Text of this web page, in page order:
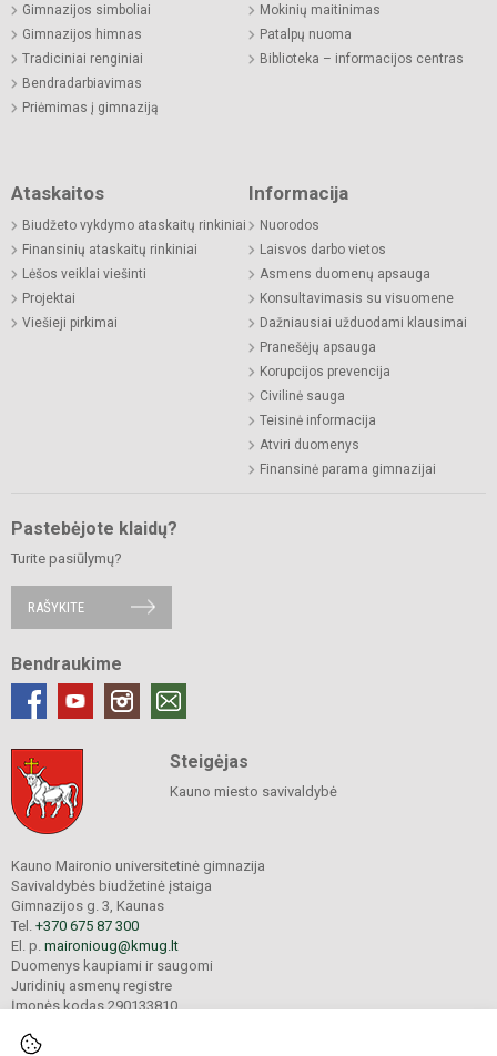
Gimnazijos simboliai
Gimnazijos himnas
Tradiciniai renginiai
Bendradarbiavimas
Priėmimas į gimnaziją
Mokinių maitinimas
Patalpų nuoma
Biblioteka – informacijos centras
Ataskaitos
Biudžeto vykdymo ataskaitų rinkiniai
Finansinių ataskaitų rinkiniai
Lėšos veiklai viešinti
Projektai
Viešieji pirkimai
Informacija
Nuorodos
Laisvos darbo vietos
Asmens duomenų apsauga
Konsultavimasis su visuomene
Dažniausiai užduodami klausimai
Pranešėjų apsauga
Korupcijos prevencija
Civilinė sauga
Teisinė informacija
Atviri duomenys
Finansinė parama gimnazijai
Pastebėjote klaidų?
Turite pasiūlymų?
RAŠYKITE
Bendraukime
Steigėjas
Kauno miesto savivaldybė
Kauno Maironio universitetinė gimnazija
Savivaldybės biudžetinė įstaiga
Gimnazijos g. 3, Kaunas
Tel. +370 675 87 300
El. p. maironioug@kmug.lt
Duomenys kaupiami ir saugomi
Juridinių asmenų registre
Įmonės kodas 290133810